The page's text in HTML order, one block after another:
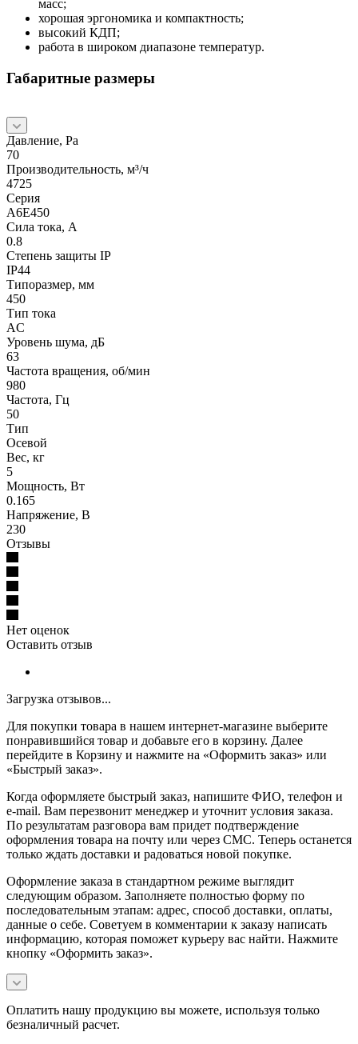
масс;
хорошая эргономика и компактность;
высокий КДП;
работа в широком диапазоне температур.
Габаритные размеры
Давление, Pa
70
Производительность, м³/ч
4725
Серия
A6E450
Сила тока, А
0.8
Степень защиты IP
IP44
Типоразмер, мм
450
Тип тока
AC
Уровень шума, дБ
63
Частота вращения, об/мин
980
Частота, Гц
50
Тип
Осевой
Вес, кг
5
Мощность, Вт
0.165
Напряжение, В
230
Отзывы
Нет оценок
Оставить отзыв
Загрузка отзывов...
Для покупки товара в нашем интернет-магазине выберите
понравившийся товар и добавьте его в корзину. Далее
перейдите в Корзину и нажмите на «Оформить заказ» или
«Быстрый заказ».
Когда оформляете быстрый заказ, напишите ФИО, телефон и
e-mail. Вам перезвонит менеджер и уточнит условия заказа.
По результатам разговора вам придет подтверждение
оформления товара на почту или через СМС. Теперь останется
только ждать доставки и радоваться новой покупке.
Оформление заказа в стандартном режиме выглядит
следующим образом. Заполняете полностью форму по
последовательным этапам: адрес, способ доставки, оплаты,
данные о себе. Советуем в комментарии к заказу написать
информацию, которая поможет курьеру вас найти. Нажмите
кнопку «Оформить заказ».
Оплатить нашу продукцию вы можете, используя только
безналичный расчет.